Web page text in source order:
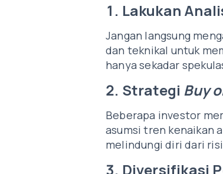
1. Lakukan
Jangan langsung
dan teknikal untuk
hanya sekadar
2. Strategi Buy
Beberapa investor
asumsi tren kenaikan
melindungi diri dari
3. Diversifikasi